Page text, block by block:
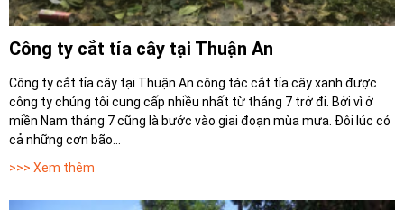
Công ty cắt tỉa cây tại Thuận An
Công ty cắt tỉa cây tại Thuận An công tác cắt tỉa cây xanh được
công ty chúng tôi cung cấp nhiều nhất từ tháng 7 trở đi. Bởi vì ở
miền Nam tháng 7 cũng là bước vào giai đoạn mùa mưa. Đôi lúc có
cả những cơn bão...
>>> Xem thêm